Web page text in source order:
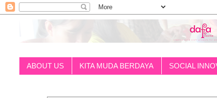
ABOUT US KITA MUDA BERDAYA SOCIAL